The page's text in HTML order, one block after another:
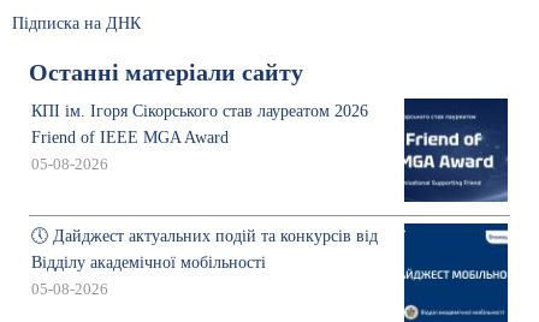
Підписка на ДНК
Останні матеріали сайту
КПІ ім. Ігоря Сікорського став лауреатом 2026
Friend of IEEE MGA Award
05-08-2026
🕔 Дайджест актуальних подій та конкурсів від
Відділу академічної мобільності
05-08-2026